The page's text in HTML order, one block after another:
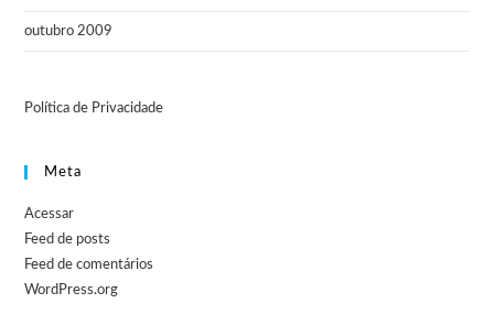
outubro 2009
Política de Privacidade
Meta
Acessar
Feed de posts
Feed de comentários
WordPress.org